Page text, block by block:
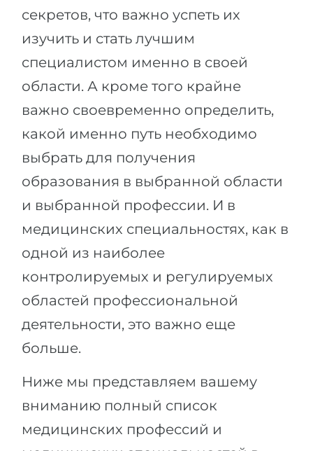
секретов, что важно успеть их
изучить и стать лучшим
специалистом именно в своей
области. А кроме того крайне
важно своевременно определить,
какой именно путь необходимо
выбрать для получения
образования в выбранной области
и выбранной профессии. И в
медицинских специальностях, как в
одной из наиболее
контролируемых и регулируемых
областей профессиональной
деятельности, это важно еще
больше.
Ниже мы представляем вашему
вниманию полный список
медицинских профессий и